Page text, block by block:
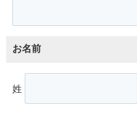
お名前
姓